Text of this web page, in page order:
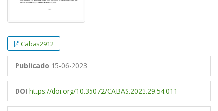
Cabas2912
Publicado 15-06-2023
DOI https://doi.org/10.35072/CABAS.2023.29.54.011